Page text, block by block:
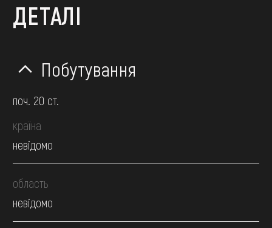
ДЕТАЛІ
Побутування
поч. 20 ст.
країна
невідомо
область
невідомо